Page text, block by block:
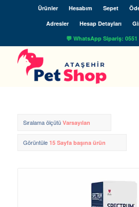
Ürünler Hesabım Sepet
Adresler
Hesap Detayları
💬 WhatsApp Sipariş: 0551
Sıralama ölçütü Varsayılan
Görüntüle 15 Sayfa başına ürün